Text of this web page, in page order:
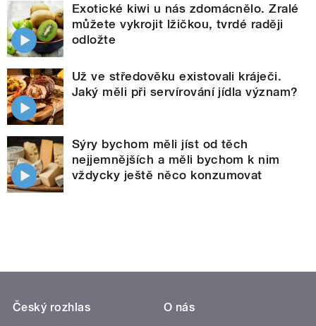
Exotické kiwi u nás zdomácnělo. Zralé
můžete vykrojit lžičkou, tvrdé raději
odložte
Už ve středověku existovali kráječi.
Jaký měli při servírování jídla význam?
Sýry bychom měli jíst od těch
nejjemnějších a měli bychom k nim
vždycky ještě něco konzumovat
Český rozhlas
O nás